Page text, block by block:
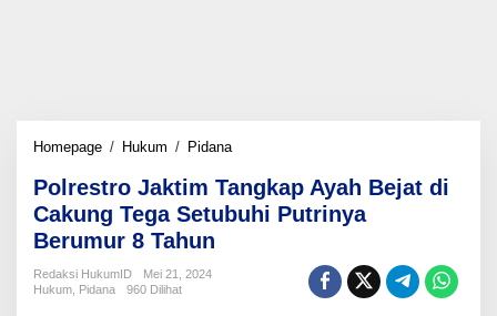
Homepage / Hukum / PidanaPolrestro
Tangkap
Ayah
Bejat
Polrestro Jaktim Tangkap Ayah Bejat di
Cakung Tega Setubuhi Putrinya
Berumur 8 Tahun
Redaksi HukumID
Mei 21, 2024
Hukum Pidana 960 Dilihat